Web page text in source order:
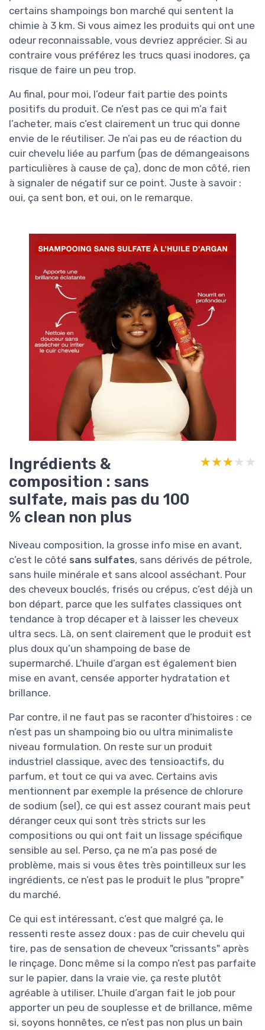
certains shampoings bon marché qui sentent la
chimie à 3 km. Si vous aimez les produits qui ont une
odeur reconnaissable, vous devriez apprécier. Si au
contraire vous préférez les trucs quasi inodores, ça
risque de faire un peu trop.
Au final, pour moi, l’odeur fait partie des points
positifs du produit. Ce n’est pas ce qui m’a fait
l’acheter, mais c’est clairement un truc qui donne
envie de le réutiliser. Je n’ai pas eu de réaction du
cuir chevelu liée au parfum (pas de démangeaisons
particulières à cause de ça), donc de mon côté, rien
à signaler de négatif sur ce point. Juste à savoir :
oui, ça sent bon, et oui, on le remarque.
Ingrédients &
composition : sans
sulfate, mais pas du 100
% clean non plus
★★★★★
★★★★★
Niveau composition, la grosse info mise en avant,
c’est le côté sans sulfates, sans dérivés de pétrole,
sans huile minérale et sans alcool asséchant. Pour
des cheveux bouclés, frisés ou crépus, c’est déjà un
bon départ, parce que les sulfates classiques ont
tendance à trop décaper et à laisser les cheveux
ultra secs. Là, on sent clairement que le produit est
plus doux qu’un shampoing de base de
supermarché. L’huile d’argan est également bien
mise en avant, censée apporter hydratation et
brillance.
Par contre, il ne faut pas se raconter d’histoires : ce
n’est pas un shampoing bio ou ultra minimaliste
niveau formulation. On reste sur un produit
industriel classique, avec des tensioactifs, du
parfum, et tout ce qui va avec. Certains avis
mentionnent par exemple la présence de chlorure
de sodium (sel), ce qui est assez courant mais peut
déranger ceux qui sont très stricts sur les
compositions ou qui ont fait un lissage spécifique
sensible au sel. Perso, ça ne m’a pas posé de
problème, mais si vous êtes très pointilleux sur les
ingrédients, ce n’est pas le produit le plus "propre"
du marché.
Ce qui est intéressant, c’est que malgré ça, le
ressenti reste assez doux : pas de cuir chevelu qui
tire, pas de sensation de cheveux "crissants" après
le rinçage. Donc même si la compo n’est pas parfaite
sur le papier, dans la vraie vie, ça reste plutôt
agréable à utiliser. L’huile d’argan fait le job pour
apporter un peu de souplesse et de brillance, même
si, soyons honnêtes, ce n’est pas non plus un bain